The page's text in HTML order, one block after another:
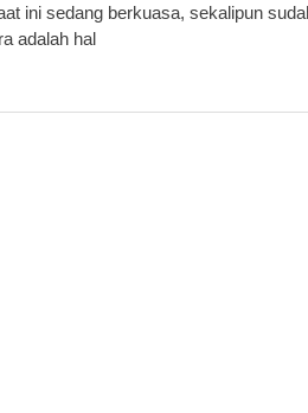
ini sedang berkuasa, sekalipun
adalah hal